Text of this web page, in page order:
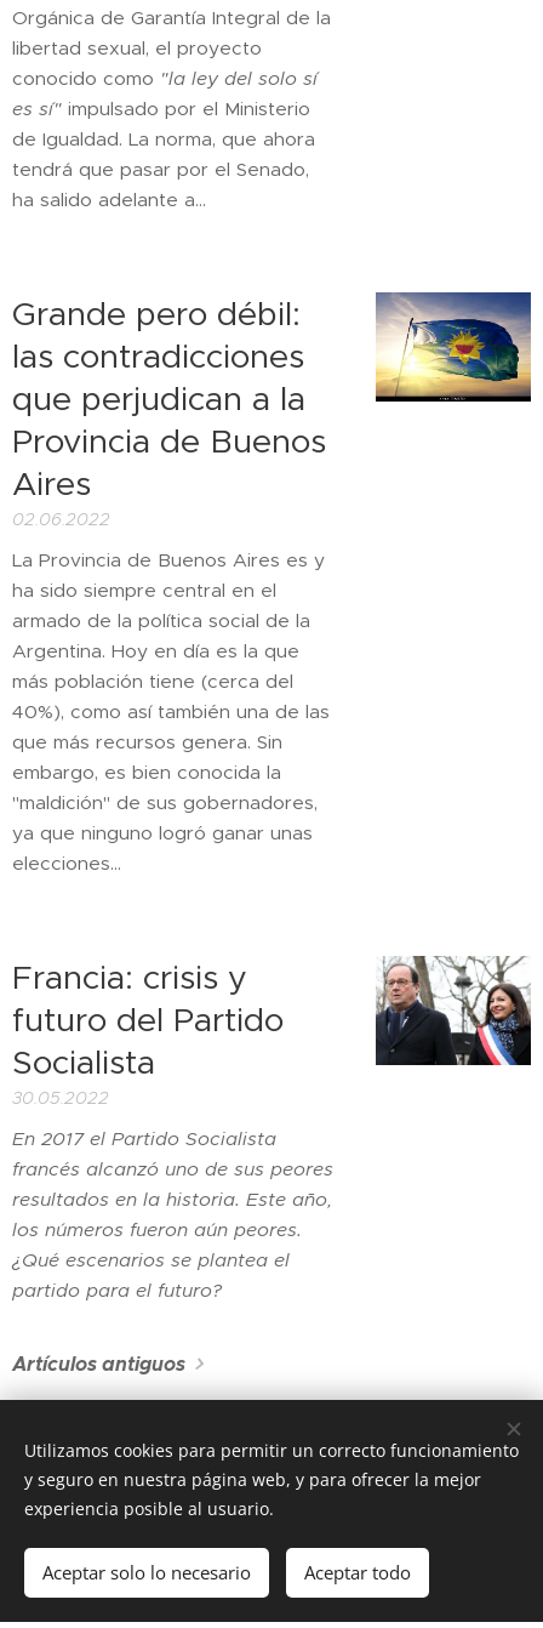
Orgánica de Garantía Integral de la
libertad sexual, el proyecto
conocido como "la ley del solo sí
es sí" impulsado por el Ministerio
de Igualdad. La norma, que ahora
tendrá que pasar por el Senado,
ha salido adelante a...
Grande pero débil:
las contradicciones
que perjudican a la
Provincia de Buenos
Aires
02.06.2022
La Provincia de Buenos Aires es y
ha sido siempre central en el
armado de la política social de la
Argentina. Hoy en día es la que
más población tiene (cerca del
40%), como así también una de las
que más recursos genera. Sin
embargo, es bien conocida la
"maldición" de sus gobernadores,
ya que ninguno logró ganar unas
elecciones...
Francia: crisis y
futuro del Partido
Socialista
30.05.2022
En 2017 el Partido Socialista
francés alcanzó uno de sus peores
resultados en la historia. Este año,
los números fueron aún peores.
¿Qué escenarios se plantea el
partido para el futuro?
Artículos antiguos
CARTA POLÍTICA
Creado con Webnode Cookies
¡Crea tu página web gratis! Comenzar
Utilizamos cookies para permitir un correcto funcionamiento
y seguro en nuestra página web, y para ofrecer la mejor
experiencia posible al usuario.
Aceptar solo lo necesario Aceptar todo